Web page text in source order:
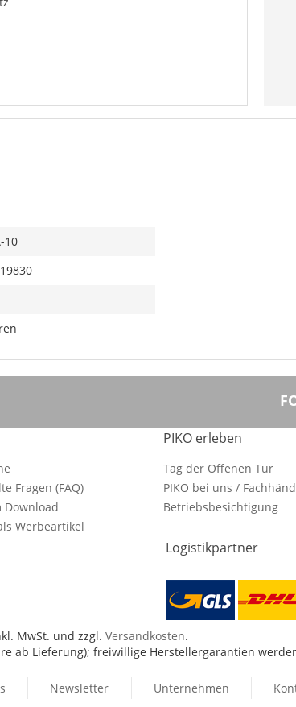
10
Fragen (FAQ)
Download
Werbeartikel
PIKO erleben
Tag der Offenen Tür
PIKO bei uns /
Betriebsbesichtigung
Logistikpartner
MwSt. und zzgl. Versandkosten.
ab Lieferung); freiwillige Herstellergarantien
Newsletter Unternehmen